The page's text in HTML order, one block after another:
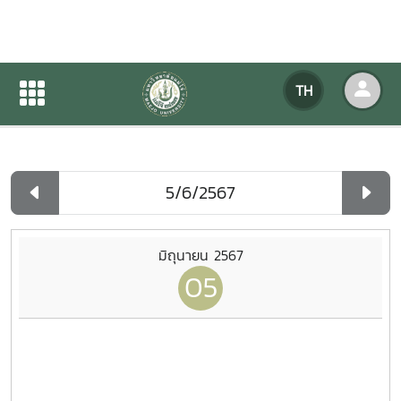
TH
ปฏิทินกิจกรรมของหน่วยงาน
ปฏิทินกิจกรรมของหน่วยงาน
มิถุนายน 2567
05